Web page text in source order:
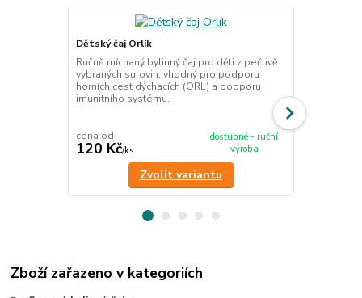
Dětský čaj Orlík
Ručně míchaný bylinný čaj pro děti z pečlivě
vybraných surovin, vhodný pro podporu
horních cest dýchacích (ORL) a podporu
imunitního systému.
cena od
120 Kč/ks
dostupné - ruční
výroba
Zvolit variantu
posílení
bylinným
Zboží zařazeno v kategoriích